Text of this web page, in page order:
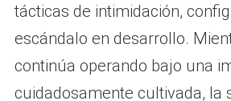
tácticas de intimidación,
escándalo en desarrollo.
continúa operando bajo una
cuidadosamente cultivada, la